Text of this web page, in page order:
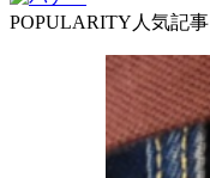
POPULARITY 人気記事